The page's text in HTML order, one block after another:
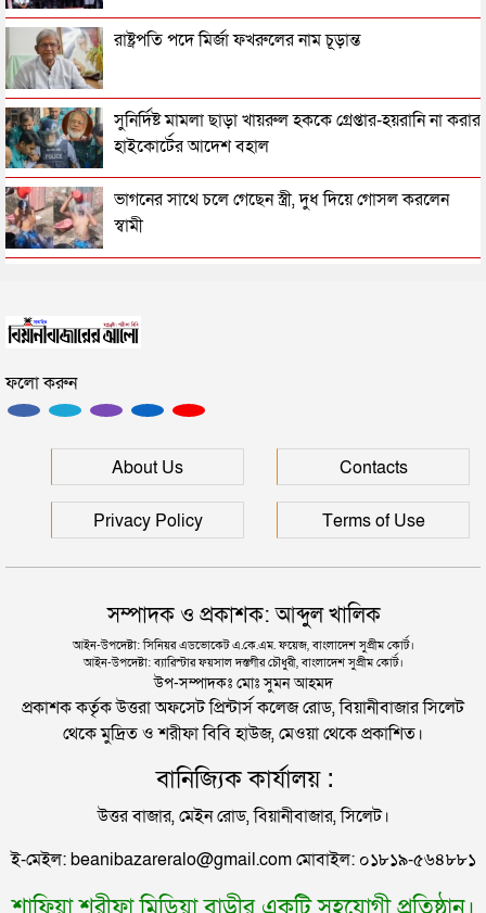
প্রেমিকের বাড়িতে স্ত্রীর অনশন: দুধ দিয়ে গোসল করে সম্পর্ক
জামায়াতের রাষ্ট্রপতি প্রার্থী ঘোষণা
রাষ্ট্রপতি নির্বাচনে বিএনপির দুই মনোনয়নপত্র সংগ্রহ
সিলেটের মহাসড়কে ৬ মাসে দুর্ঘটনায় ১১৭ জনের প্রাণহানি
জৈন্তাপুরে বাস চাপায় বৃদ্ধ নিহত, সড়ক অবরোধ
কুলাউড়া সীমান্তে ভারতের অভ্যন্তরে বিএসএফের গুলিতে
সিলেটে আরও ৩ জনের প্রাণহানী, পরিস্থিতি এখনো ভয়াবহ
মহেশখালীর মাতারবাড়িতে পৌঁছেছেন প্রধানমন্ত্রী
হেলিকপ্টারে মহেশখালীর পথে প্রধানমন্ত্রী
রাষ্ট্রপতি পদে মির্জা ফখরুলের নাম চূড়ান্ত
সুনির্দিষ্ট মামলা ছাড়া খায়রুল হককে গ্রেপ্তার-হয়রানি না করার
হাইকোর্টের আদেশ বহাল
ভাগনের সাথে চলে গেছেন স্ত্রী, দুধ দিয়ে গোসল করলেন
স্বামী
সিলেটে স্বামী উপপরিচালক ক্ষমতার কেন্দ্রে স্ত্রী!
হবিগঞ্জে মহাসড়কে ত্রিমুখী সংঘর্ষে প্রাণ গেল ২ জনের
সিলেটে বিদ্যুৎস্পৃষ্টে প্রাণ গেল সিসিক কর্মীর
প্রেমিকের বাড়িতে স্ত্রীর অনশন: দুধ দিয়ে গোসল করে সম্পর্ক
বিচ্ছেদ স্বামীর
ফলো করুন
About Us Contacts
Privacy Policy Terms of Use
সম্পাদক ও প্রকাশক: আব্দুল খালিক
আইন-উপদেষ্টা: সিনিয়র এডভোকেট এ.কে.এম. ফয়েজ, বাংলাদেশ সুপ্রীম কোর্ট।
আইন-উপদেষ্টা: ব্যারিস্টার ফয়সাল দস্তগীর চৌধুরী, বাংলাদেশ সুপ্রীম কোর্ট।
উপ-সম্পাদকঃ মোঃ সুমন আহমদ
প্রকাশক কর্তৃক উত্তরা অফসেট প্রিন্টার্স কলেজ রোড, বিয়ানীবাজার সিলেট
থেকে মুদ্রিত ও শরীফা বিবি হাউজ, মেওয়া থেকে প্রকাশিত।
বানিজ্যিক কার্যালয় :
উত্তর বাজার, মেইন রোড, বিয়ানীবাজার, সিলেট।
ই-মেইল: beanibazareralo@gmail.com মোবাইল: ০১৮১৯-৫৬৪৮৮১